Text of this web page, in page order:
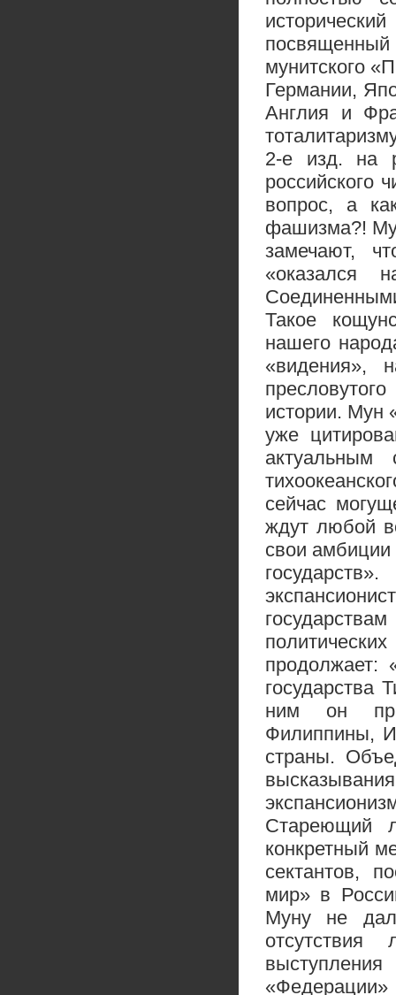
мунитского
Германии,
Англия и
2-е изд. на
российского
вопрос, а
фашизма?!
замечают,
«оказался
Такое
нашего
«видения»,
истории. Мун
уже
актуальным
сейчас
ждут любой
свои амбиции
продолжает:
государства
ним он
Филиппины,
страны.
Стареющий
конкретный
сектантов,
мир» в
Муну не
отсутствия